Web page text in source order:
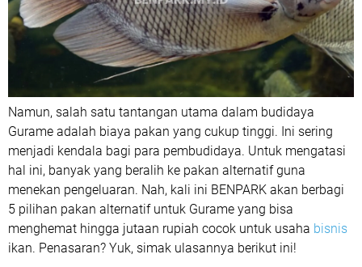
Namun, salah satu tantangan utama dalam budidaya
Gurame adalah biaya pakan yang cukup tinggi. Ini sering
menjadi kendala bagi para pembudidaya. Untuk mengatasi
hal ini, banyak yang beralih ke pakan alternatif guna
menekan pengeluaran. Nah, kali ini BENPARK akan berbagi
5 pilihan pakan alternatif untuk Gurame yang bisa
menghemat hingga jutaan rupiah cocok untuk usaha bisnis
ikan. Penasaran? Yuk, simak ulasannya berikut ini!